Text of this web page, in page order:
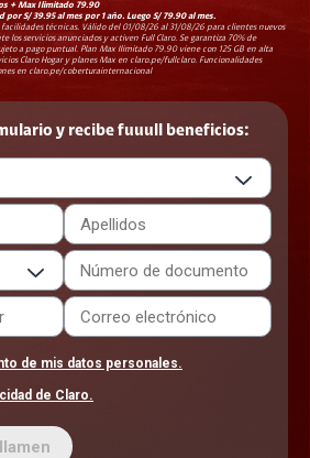
+ Max Ilimitado 79.90
S/ 39.95 al mes por 1 año. Luego S/ 79.90 al mes.
técnicas. Válido del 01/08/26 al 31/08/26 para clientes nuevos
los servicios anunciados y activen Full Claro. Se garantiza 70% de
a pago puntual. Plan Max Ilimitado 79.90 viene con 125 GB en alta
Claro Hogar y planes Max en claro.pe/fullclaro. Funcionalidades
en claro.pe/coberturainternacional
y recibe fuuull beneficios:
de mis datos personales.
de Claro.